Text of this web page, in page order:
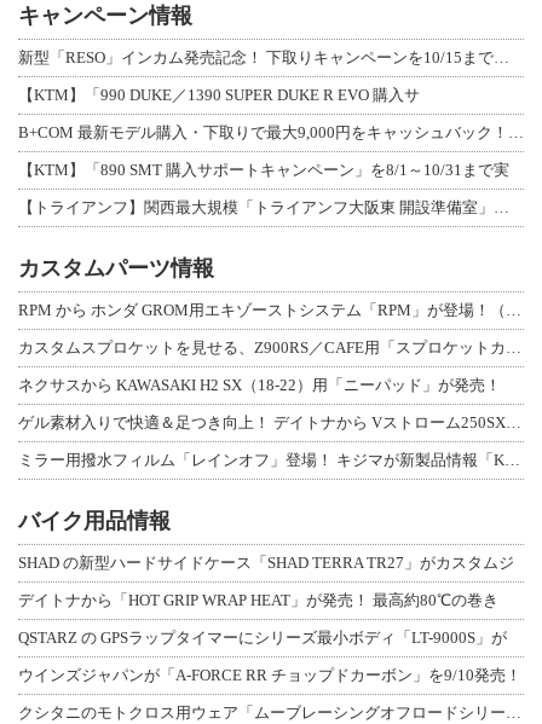
キャンペーン情報
新型「RESO」インカム発売記念！ 下取りキャンペーンを10/15まで延長して開
【KTM】「990 DUKE／1390 SUPER DUKE R EVO 購入サ
B+COM 最新モデル購入・下取りで最大9,000円をキャッシュバック！「B+F
【KTM】「890 SMT 購入サポートキャンペーン」を8/1～10/31まで実
【トライアンフ】関西最大規模「トライアンフ大阪東 開設準備室」がオープン！ 限定
カスタムパーツ情報
RPM から ホンダ GROM用エキゾーストシステム「RPM」が登場！（動画あり
カスタムスプロケットを見せる、Z900RS／CAFE用「スプロケットカバーフルキ
ネクサスから KAWASAKI H2 SX（18-22）用「ニーパッド」が発売！
ゲル素材入りで快適＆足つき向上！ デイトナから Vストローム250SX用「快適ロ
ミラー用撥水フィルム「レインオフ」登場！ キジマが新製品情報「KIJIMA NE
バイク用品情報
SHAD の新型ハードサイドケース「SHAD TERRA TR27」がカスタムジ
デイトナから「HOT GRIP WRAP HEAT」が発売！ 最高約80℃の巻き
QSTARZ の GPSラップタイマーにシリーズ最小ボディ「LT-9000S」が
ウインズジャパンが「A-FORCE RR チョップドカーボン」を9/10発売！
クシタニのモトクロス用ウェア「ムーブレーシングオフロードシリーズ」3アイテムが登